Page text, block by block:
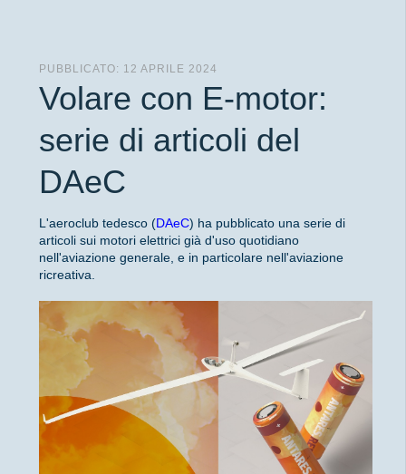
PUBBLICATO: 12 APRILE 2024
Volare con E-motor:
serie di articoli del
DAeC
L'aeroclub tedesco (DAeC) ha pubblicato una serie di
articoli sui motori elettrici già d'uso quotidiano
nell'aviazione generale, e in particolare nell'aviazione
ricreativa.